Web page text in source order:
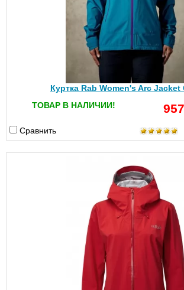
Куртка Rab Women's Arc Jacket
ТОВАР В НАЛИЧИИ!
Сравнить